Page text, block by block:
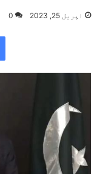
اپریل 25, 2023 0